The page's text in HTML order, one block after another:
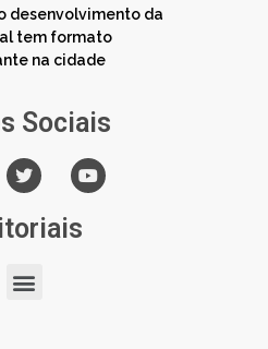
desenvolvimento da
tem formato
na cidade
Sociais